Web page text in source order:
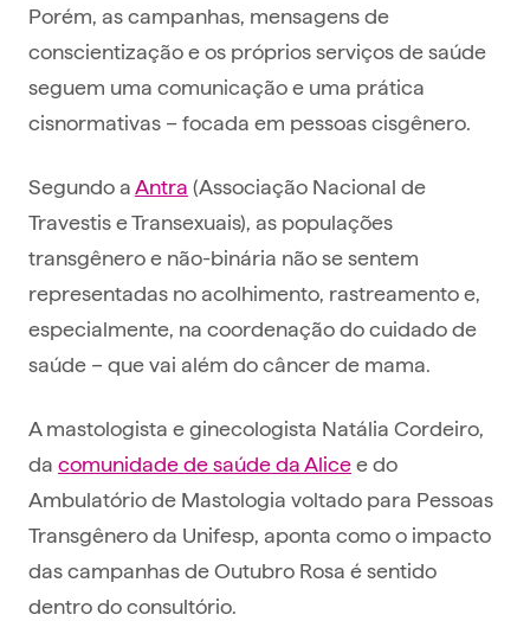
Porém, as campanhas, mensagens de
conscientização e os próprios serviços de saúde
seguem uma comunicação e uma prática
cisnormativas – focada em pessoas cisgênero.
Segundo aAntra (Associação Nacional de
Travestis e Transexuais), as populações
transgênero e não-binária não se sentem
representadas no acolhimento, rastreamento e,
especialmente, na coordenação do cuidado de
saúde – que vai além do câncer de mama.
A mastologista e ginecologista Natália Cordeiro,
da comunidade de saúde da Alicee do
Ambulatório de Mastologia voltado para Pessoas
Transgênero da Unifesp, aponta como o impacto
das campanhas de Outubro Rosa é sentido
dentro do consultório.